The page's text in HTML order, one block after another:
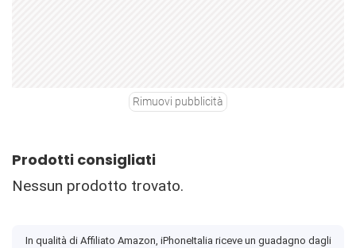
Rimuovi pubblicità
Prodotti consigliati
Nessun prodotto trovato.
In qualità di Affiliato Amazon, iPhoneItalia riceve un guadagno dagli